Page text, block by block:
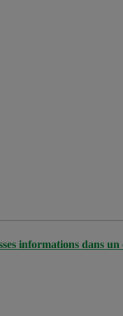
informations dans